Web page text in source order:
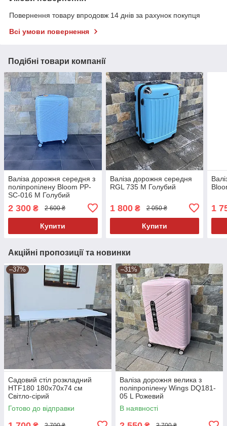
Повернення товару впродовж 14 днів за рахунок покупця
Всі умови повернення
Подібні товари компанії
Валіза дорожня середня з
поліпропілену Bloom PP-
SC-016 М Голубий
2 300 ₴ 2 600 ₴
Купити
Валіза дорожня середня
RGL 735 М Голубий
1 800₴ 2 050 ₴
Купити
1
Акційні пропозиції та новинки
–37%
Садовий стіл розкладний
HTF180 180х70х74 см
Світло-сірий
Готово до відправки
–31%
Валіза дорожня велика з
поліпропілену Wings DQ181-
05 L Рожевий
В наявності